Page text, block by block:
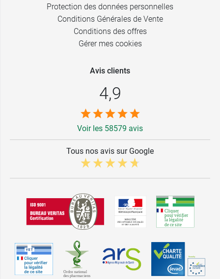
Protection des données personnelles
Conditions Générales de Vente
Conditions des offres
Gérer mes cookies
Avis clients
4,9
Voir les 58579 avis
Tous nos avis sur Google